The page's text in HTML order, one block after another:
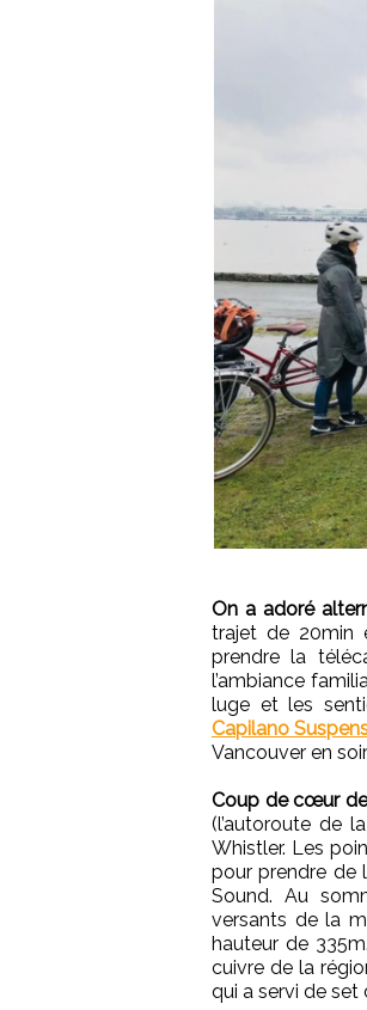
On a adoré
trajet de 20min
prendre la
l’ambiance
luge et les
Capilano
Vancouver en
Coup de cœur
(l’autoroute de
Whistler. Les
pour prendre de
Sound. Au
versants de la
hauteur de
cuivre de la
qui a servi de set